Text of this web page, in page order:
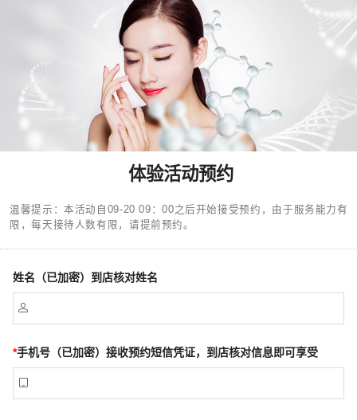
体验活动预约
温馨提示：本活动自09-20 09：00之后开始接受预约， 由于服务能力有
限，每天接待人数有限，请提前预约。
姓名（已加密）到店核对姓名

*手机号（已加密）接收预约短信凭证，到店核对信息即可享受
